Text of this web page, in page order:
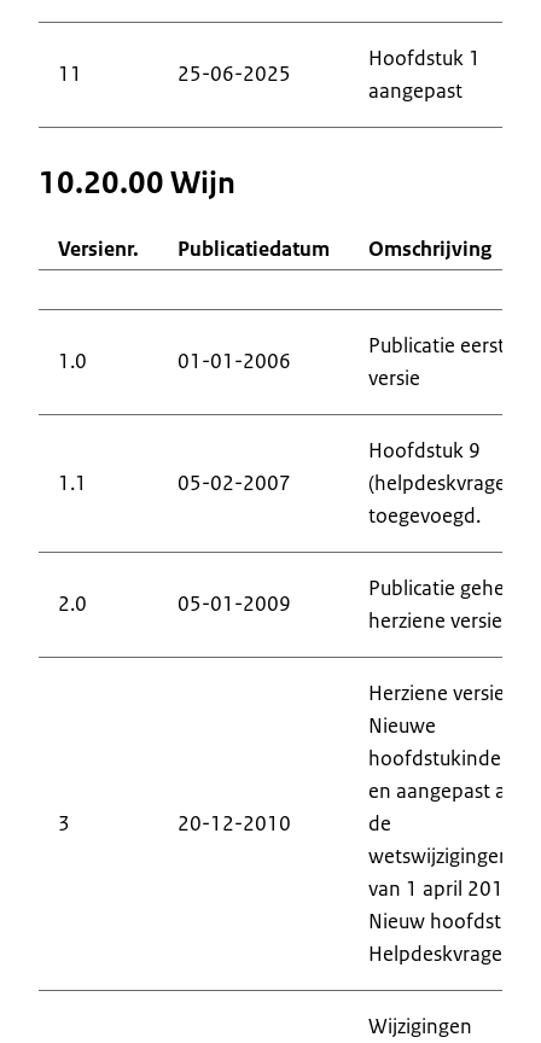
11 25-06-2025
Hoofdstuk 1
aangepast
10.20.00 Wijn
Versienr. Publicatiedatum Omschrijving
1.0 01-01-2006
Publicatie eerste
versie
1.1 05-02-2007
Hoofdstuk 9
(helpdeskvragen)
toegevoegd.
2.0 05-01-2009
Publicatie geheel
herziene versie
3 20-12-2010
Herziene versie.
Nieuwe
hoofdstukindeling
en aangepast aan
de
wetswijzigingen
van 1 april 2010.
Nieuw hoofdstuk
Helpdeskvragen
Wijzigingen